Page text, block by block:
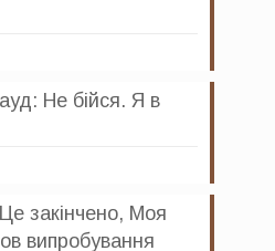
Не бійся. Я в
закінчено, Моя
випробування